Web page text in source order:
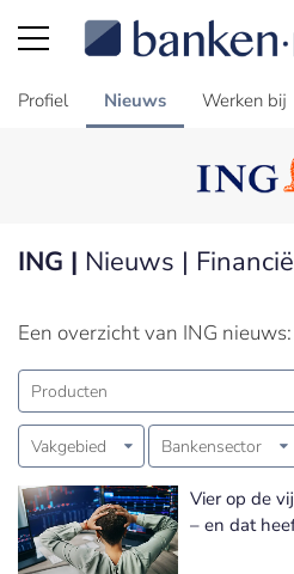
Profiel Nieuws Werken bij
ING | Nieuws |
Een overzicht van ING nieuws:
Producten
Vakgebied Bankensector
Vier op de
– en dat